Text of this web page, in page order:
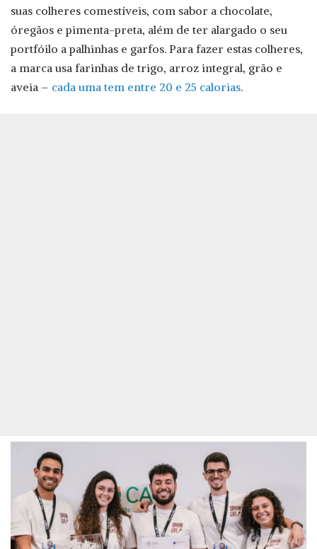
suas colheres comestíveis, com sabor a chocolate,
óregãos e pimenta-preta, além de ter alargado o seu
portfóilo a palhinhas e garfos. Para fazer estas colheres,
a marca usa farinhas de trigo, arroz integral, grão e
aveia – cada uma tem entre 20 e 25 calorias.